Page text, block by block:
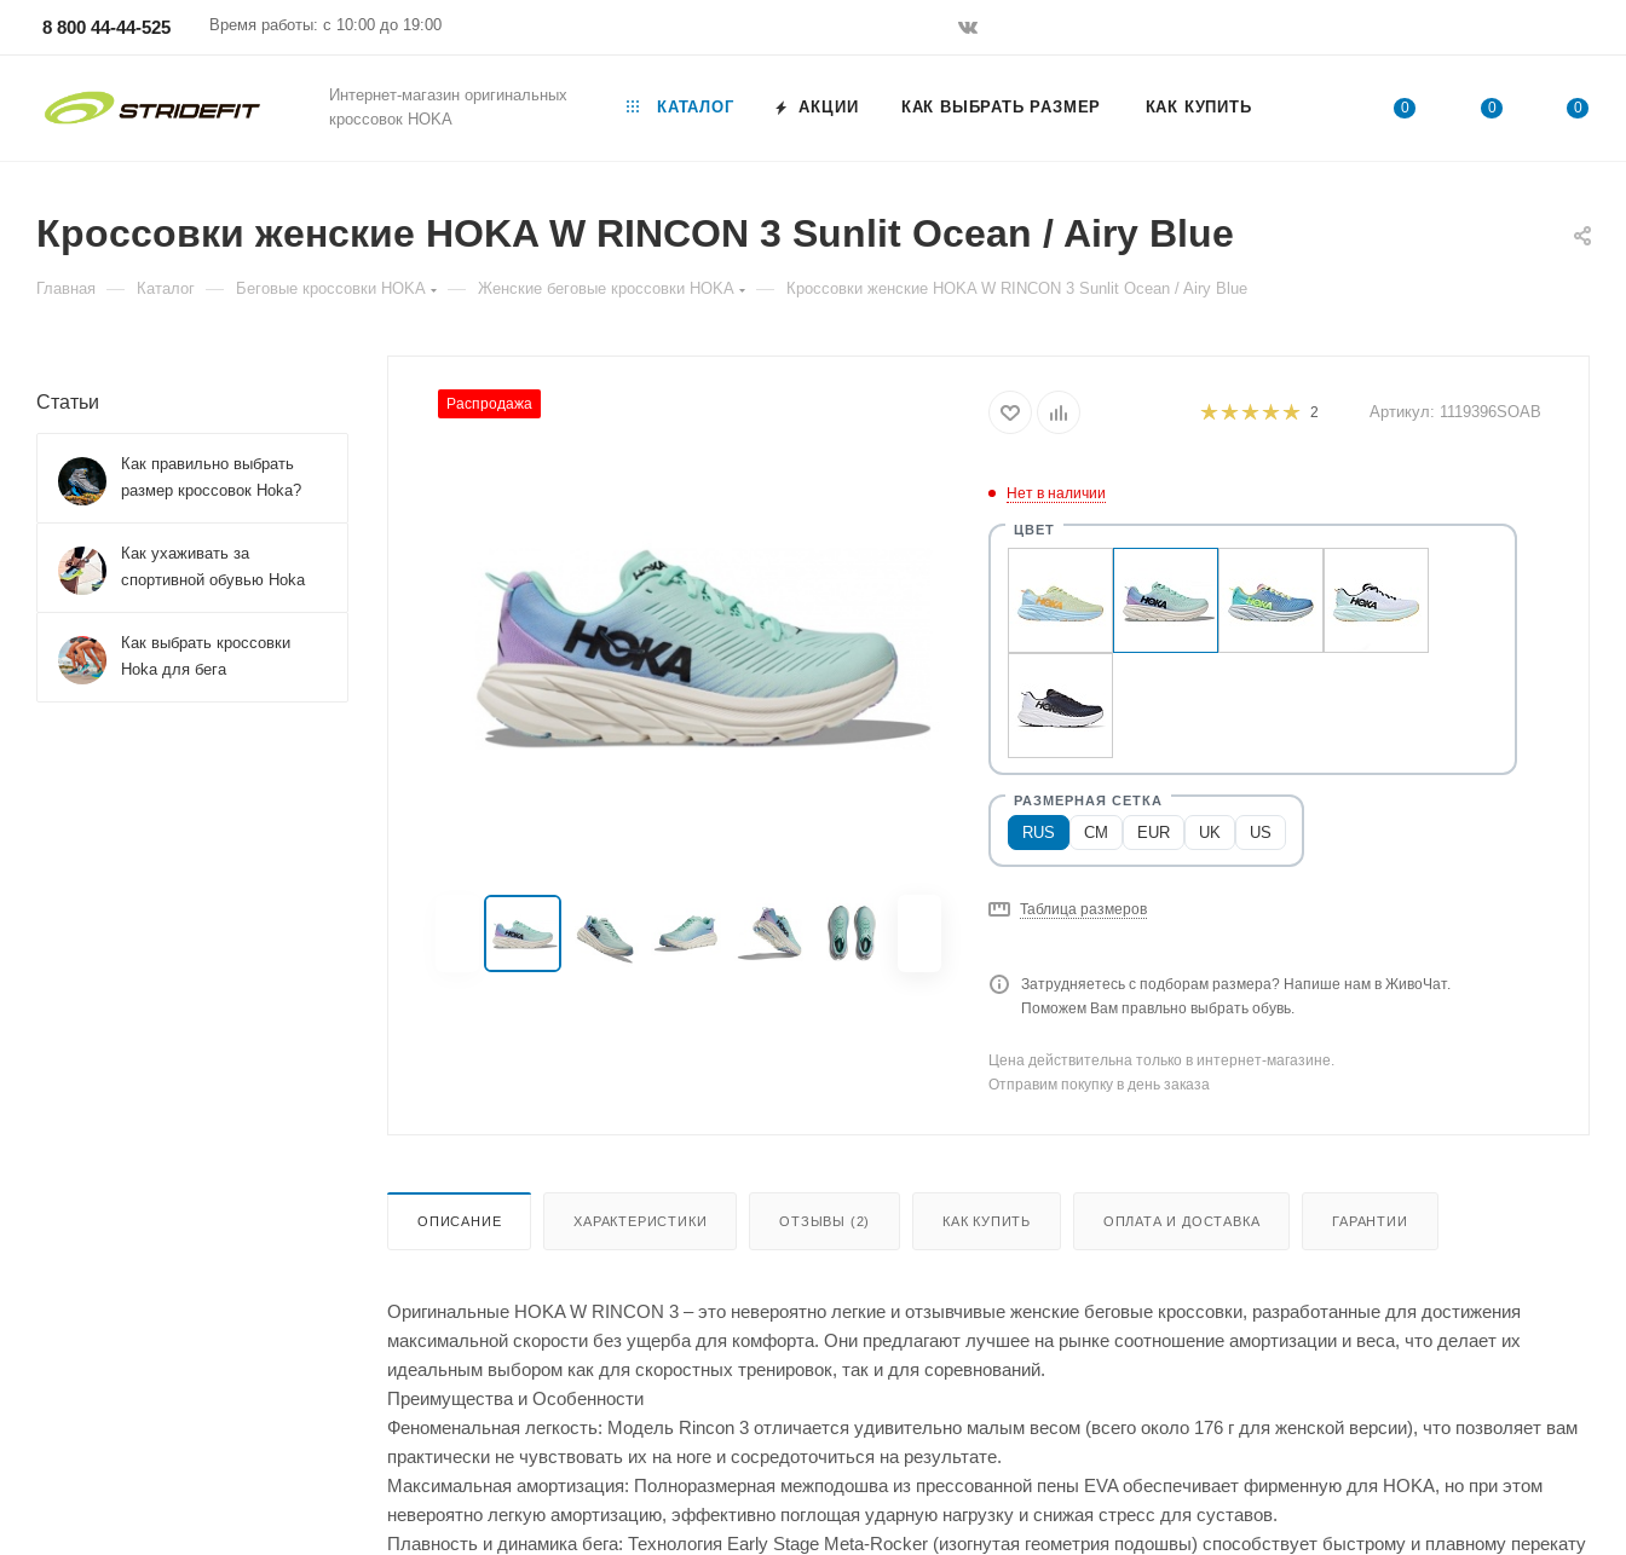
8 800 44-44-525 Время работы: с 10:00 до 19:00
0 0 0
Интернет-магазин оригинальных
кроссовок HOKA
КАТАЛОГ АКЦИИ КАК ВЫБРАТЬ РАЗМЕР КАК КУПИТЬ
Кроссовки женские HOKA W RINCON 3 Sunlit Ocean / Airy Blue
Главная — Каталог — Беговые кроссовки HOKA — Женские беговые кроссовки HOKA — Кроссовки женские HOKA W RINCON 3 Sunlit Ocean / Airy Blue
Распродажа 2 Артикул: 1119396SOAB
Нет в наличии
RUS CM EUR UK US
Таблица размеров
Затрудняетесь с подборам размера? Напише нам в ЖивоЧат.
Поможем Вам правльно выбрать обувь.
Цена действительна только в интернет-магазине.
Отправим покупку в день заказа
ОПИСАНИЕ ХАРАКТЕРИСТИКИ ОТЗЫВЫ (2) КАК КУПИТЬ ОПЛАТА И ДОСТАВКА ГАРАНТИИ
Оригинальные HOKA W RINCON 3 – это невероятно легкие и отзывчивые женские беговые кроссовки, разработанные для достижения
максимальной скорости без ущерба для комфорта. Они предлагают лучшее на рынке соотношение амортизации и веса, что делает их
идеальным выбором как для скоростных тренировок, так и для соревнований.
Преимущества и Особенности
Феноменальная легкость: Модель Rincon 3 отличается удивительно малым весом (всего около 176 г для женской версии), что позволяет вам
практически не чувствовать их на ноге и сосредоточиться на результате.
Максимальная амортизация: Полноразмерная межподошва из прессованной пены EVA обеспечивает фирменную для HOKA, но при этом
невероятно легкую амортизацию, эффективно поглощая ударную нагрузку и снижая стресс для суставов.
Плавность и динамика бега: Технология Early Stage Meta-Rocker (изогнутая геометрия подошвы) способствует быстрому и плавному перекату
Статьи
Как правильно выбрать
размер кроссовок Hoka?
Как ухаживать за
спортивной обувью Hoka
Как выбрать кроссовки
Hoka для бега